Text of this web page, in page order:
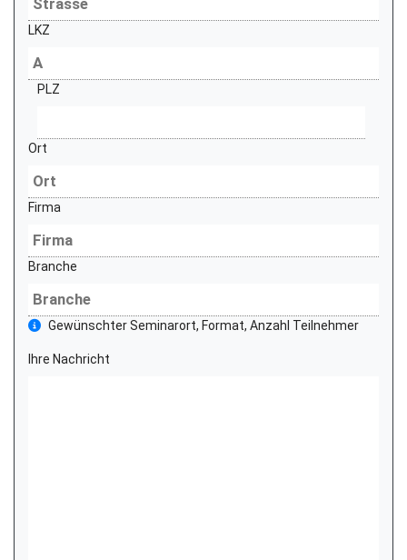
LKZ
PLZ
Ort
Firma
Branche
Gewünschter Seminarort, Format, Anzahl Teilnehmer
Ihre Nachricht